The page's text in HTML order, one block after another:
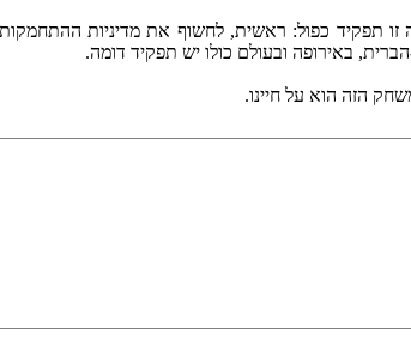
כפול: ראשית, לחשוף את מדיניות ההתחמקות
באירופה ובעולם כולו יש תפקיד דומה.
הזה הוא על חיינו.